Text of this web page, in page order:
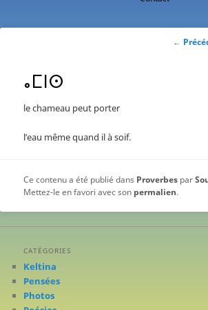
←
ⴰⵎⵏⵙ
le chameau peut porter
l’eau même quand il à soif.
Ce contenu a été publié dans Proverbes par
Mettez-le en favori avec son permalien.
CATÉGORIES
Keltina
Pensées
Photos